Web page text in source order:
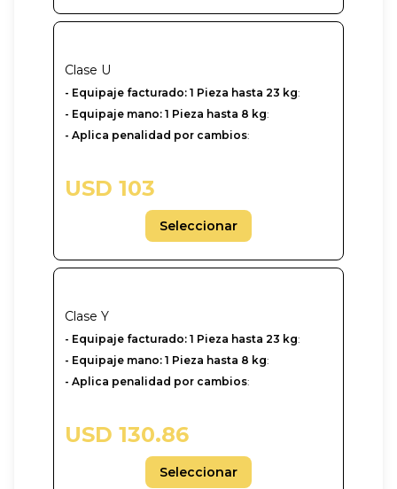
Clase U
-‎ Equipaje facturado: 1 Pieza hasta 23 kg:
- Equipaje mano: 1 Pieza hasta 8 kg:
- Aplica penalidad por cambios:
USD 103
Seleccionar
Clase Y
-‎ Equipaje facturado: 1 Pieza hasta 23 kg:
- Equipaje mano: 1 Pieza hasta 8 kg:
- Aplica penalidad por cambios:
USD 130.86
Seleccionar